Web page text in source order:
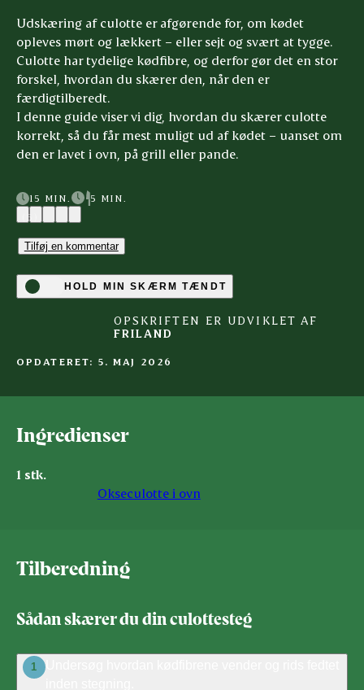
Udskæring af culotte er afgørende for, om kødet
opleves mørt og lækkert – eller sejt og svært at tygge.
Culotte har tydelige kødfibre, og derfor gør det en stor
forskel, hvordan du skærer den, når den er
færdigtilberedt.
I denne guide viser vi dig, hvordan du skærer culotte
korrekt, så du får mest muligt ud af kødet – uanset om
den er lavet i ovn, på grill eller pande.
15 MIN.
5 MIN.
(5)
Tilføj en kommentar
HOLD MIN SKÆRM TÆNDT
OPSKRIFTEN ER UDVIKLET AF
FRILAND
OPDATERET: 5. MAJ 2026
Ingredienser
1 stk.
Okseculotte i ovn
Tilberedning
Sådan skærer du din culottesteg
1
Undersøg hvordan kødfibrene vender og rids fedtet